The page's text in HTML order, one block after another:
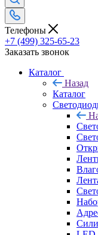
Телефоны
+7 (499) 325-65-23
Заказать звонок
Каталог
Назад
Каталог